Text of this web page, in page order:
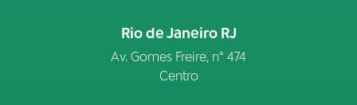
Rio de Janeiro RJ
Av. Gomes Freire, n° 474
Centro